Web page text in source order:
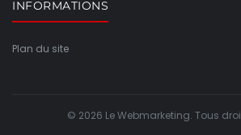
INFORMATIONS
Plan du site
© 2026 Le Webmarketing. Tous